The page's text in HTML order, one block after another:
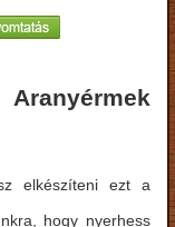
elkészíteni ezt a
hogy nyerhess